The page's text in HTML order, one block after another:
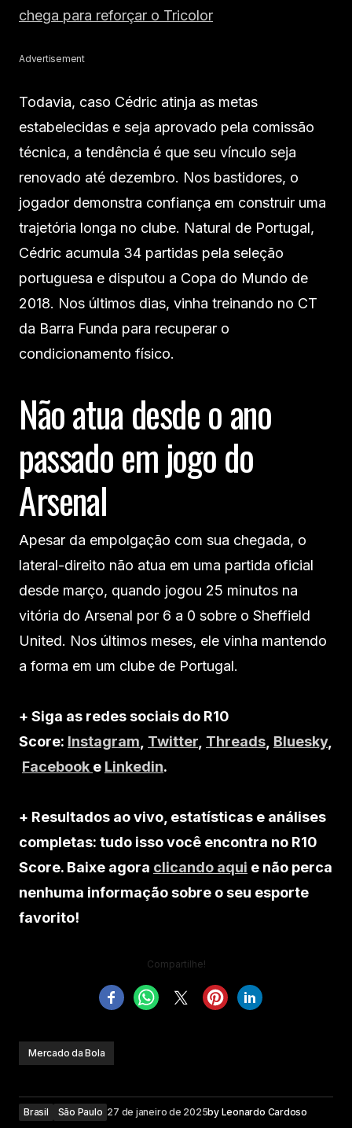
chega para reforçar o Tricolor
Advertisement
Todavia, caso Cédric atinja as metas
estabelecidas e seja aprovado pela comissão
técnica, a tendência é que seu vínculo seja
renovado até dezembro. Nos bastidores, o
jogador demonstra confiança em construir uma
trajetória longa no clube. Natural de Portugal,
Cédric acumula 34 partidas pela seleção
portuguesa e disputou a Copa do Mundo de
2018. Nos últimos dias, vinha treinando no CT
da Barra Funda para recuperar o
condicionamento físico.
Não atua desde o ano
passado em jogo do
Arsenal
Apesar da empolgação com sua chegada, o
lateral-direito não atua em uma partida oficial
desde março, quando jogou 25 minutos na
vitória do Arsenal por 6 a 0 sobre o Sheffield
United. Nos últimos meses, ele vinha mantendo
a forma em um clube de Portugal.
+ Siga as redes sociais do R10
Score: Instagram, Twitter, Threads, Bluesky,
Facebook e Linkedin.
+ Resultados ao vivo, estatísticas e análises
completas: tudo isso você encontra no R10
Score. Baixe agora clicando aqui e não perca
nenhuma informação sobre o seu esporte
favorito!
Compartilhe!
Mercado da Bola
Brasil São Paulo 27 de janeiro de 2025by Leonardo Cardoso